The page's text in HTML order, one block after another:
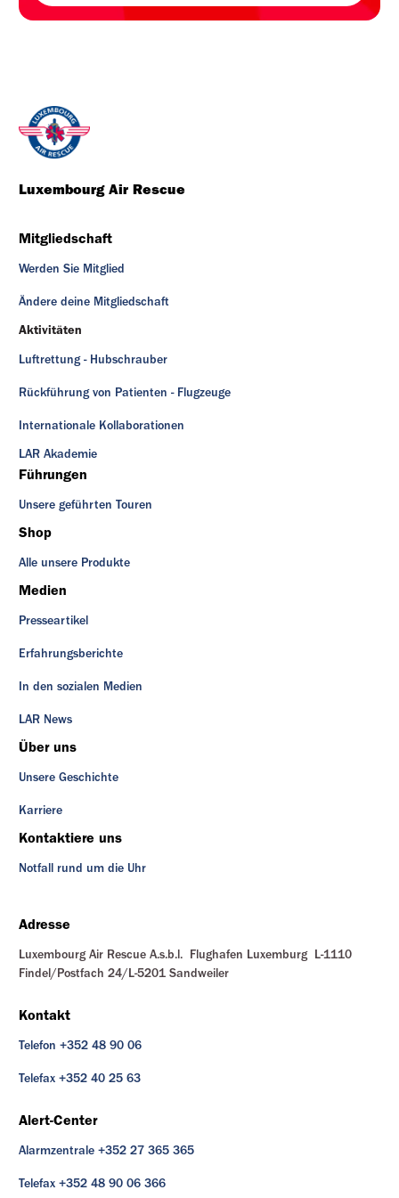
Luxembourg Air Rescue
Mitgliedschaft
Werden Sie Mitglied
Ändere deine Mitgliedschaft
Aktivitäten
Luftrettung - Hubschrauber
Rückführung von Patienten - Flugzeuge
Internationale Kollaborationen
LAR Akademie
Führungen
Unsere geführten Touren
Shop
Alle unsere Produkte
Medien
Presseartikel
Erfahrungsberichte
In den sozialen Medien
LAR News
Über uns
Unsere Geschichte
Karriere
Kontaktiere uns
Notfall rund um die Uhr
Adresse
Luxembourg Air Rescue A.s.b.l. Flughafen Luxemburg L-1110
Findel/Postfach 24/L-5201 Sandweiler
Kontakt
Telefon +352 48 90 06
Telefax +352 40 25 63
Alert-Center
Alarmzentrale +352 27 365 365
Telefax +352 48 90 06 366